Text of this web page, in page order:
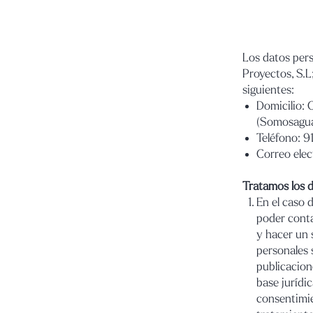
Los datos
Proyectos,
siguientes:
Domicilio:
Teléfono:
Correo
Tratamos los
En el caso
poder
y hacer un
personales
base